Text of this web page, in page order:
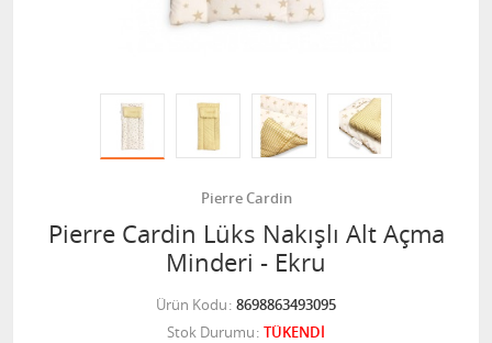
Pierre Cardin
Pierre Cardin Lüks Nakışlı Alt Açma
Minderi - Ekru
Ürün Kodu 8698863493095
Stok Durumu TÜKENDİ